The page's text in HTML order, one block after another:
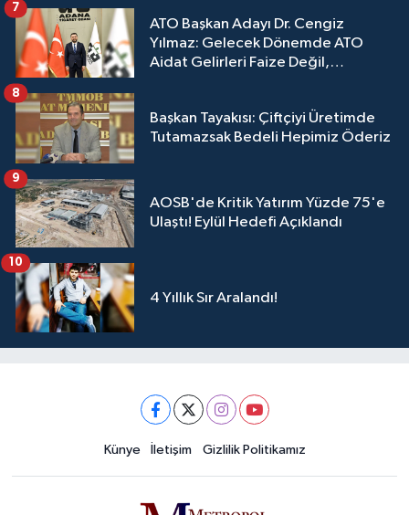
ATO Başkan Adayı Dr. Cengiz
Yılmaz: Gelecek Dönemde ATO
Aidat Gelirleri Faize Değil,
7
Başkan Tayakısı: Çiftçiyi Üretimde
Tutamazsak Bedeli Hepimiz Öderiz
8
AOSB'de Kritik Yatırım Yüzde 75'e
Ulaştı! Eylül Hedefi Açıklandı
9
4 Yıllık Sır Aralandı!
10
Künye İletişim Gizlilik Politikamız